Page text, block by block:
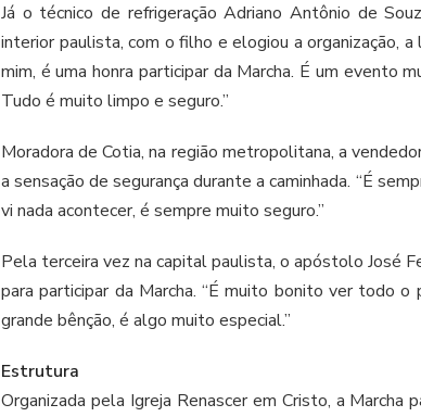
Já o técnico de refrigeração Adriano Antônio de
interior paulista, com o filho e elogiou a organização,
mim, é uma honra participar da Marcha. É um evento
Tudo é muito limpo e seguro.”
Moradora de Cotia, na região metropolitana, a
a sensação de segurança durante a caminhada. “É
vi nada acontecer, é sempre muito seguro.”
Pela terceira vez na capital paulista, o apóstolo José
para participar da Marcha. “É muito bonito ver todo o
grande bênção, é algo muito especial.”
Estrutura
Organizada pela Igreja Renascer em Cristo, a Marcha